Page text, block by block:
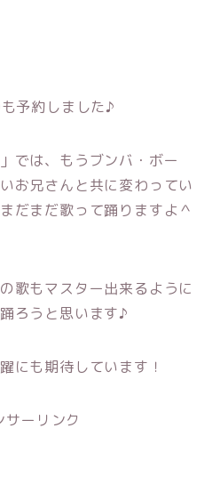
予約しました♪
では、もうブンバ・ボー
お兄さんと共に変わってい
だまだ歌って踊りますよ＾
歌もマスター出来るように
ろうと思います♪
にも期待しています！
サーリンク